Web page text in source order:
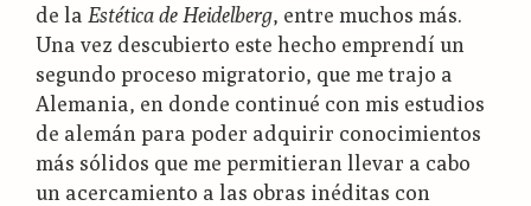
de la Estética de Heidelberg, entre muchos más.
Una vez descubierto este hecho emprendí un
segundo proceso migratorio, que me trajo a
Alemania, en donde continué con mis estudios
de alemán para poder adquirir conocimientos
más sólidos que me permitieran llevar a cabo
un acercamiento a las obras inéditas con